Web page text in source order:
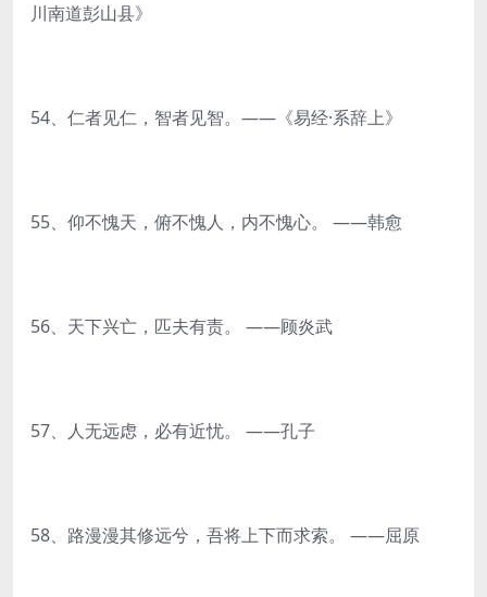
川南道彭山县》
54、仁者见仁，智者见智。——《易经·系辞上》
55、仰不愧天，俯不愧人，内不愧心。 ——韩愈
56、天下兴亡，匹夫有责。 ——顾炎武
57、人无远虑，必有近忧。 ——孔子
58、路漫漫其修远兮，吾将上下而求索。 ——屈原